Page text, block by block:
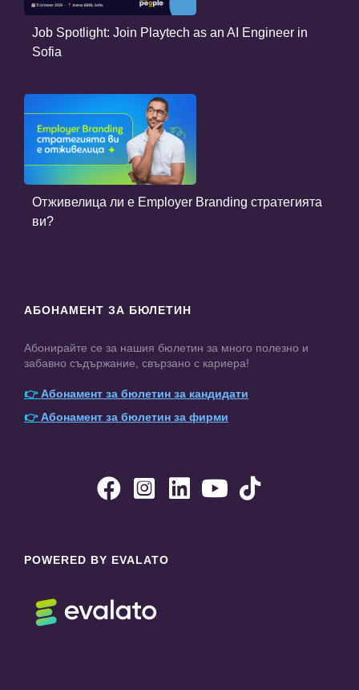
Job Spotlight: Join Playtech as an AI Engineer in
Sofia
Отживелица ли е Employer Branding стратегията
ви?
АБОНАМЕНТ ЗА БЮЛЕТИН
Абонирайте се за нашия бюлетин за много полезно и
забавно съдържание, свързано с кариера!
👉Абонамент за бюлетин за кандидати
👉Абонамент за бюлетин за фирми
    
POWERED BY EVALATO